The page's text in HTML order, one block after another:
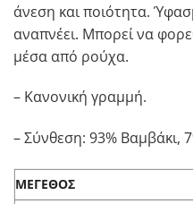
άνεση και ποιότητα.
αναπνέει. Μπορεί να
μέσα από ρούχα.
– Κανονική γραμμή.
– Σύνθεση: 93% Βαμβάκι,
ΜΕΓΕΘΟΣ